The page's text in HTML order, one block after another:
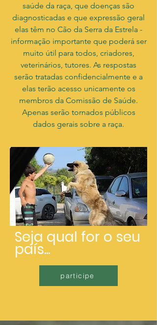
saúde da raça, que doenças são
diagnosticadas e que expressão geral
elas têm no Cão da Serra da Estrela -
informação importante que poderá ser
muito útil para todos, criadores,
veterinários, tutores. As respostas
serão tratadas confidencialmente e a
elas terão acesso unicamente os
membros da Comissão de Saúde.
Apenas serão tornados públicos
dados gerais sobre a raça.
Seja qual for o seu
país...
participe